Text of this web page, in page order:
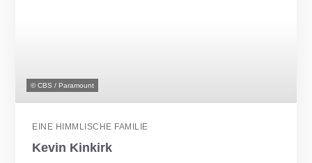
© CBS / Paramount
EINE HIMMLISCHE FAMILIE
Kevin Kinkirk